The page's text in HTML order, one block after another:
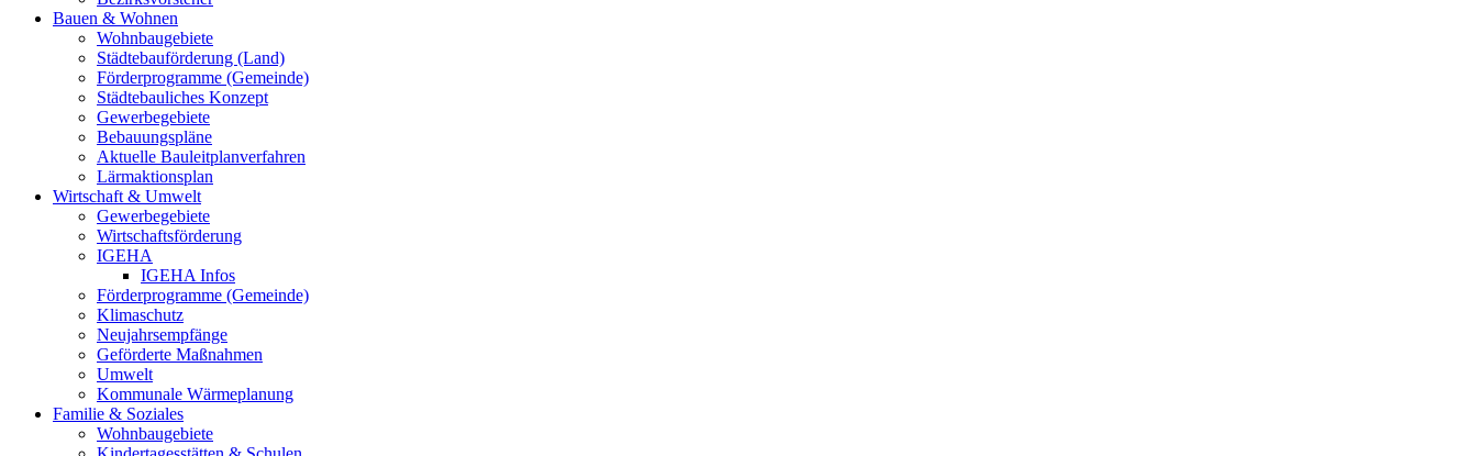
Bauen & Wohnen
Wohnbaugebiete
Städtebauförderung (Land)
Förderprogramme (Gemeinde)
Städtebauliches Konzept
Gewerbegebiete
Bebauungspläne
Aktuelle Bauleitplanverfahren
Lärmaktionsplan
Wirtschaft & Umwelt
Gewerbegebiete
Wirtschaftsförderung
IGEHA
IGEHA Infos
Förderprogramme (Gemeinde)
Klimaschutz
Neujahrsempfänge
Geförderte Maßnahmen
Umwelt
Kommunale Wärmeplanung
Familie & Soziales
Wohnbaugebiete